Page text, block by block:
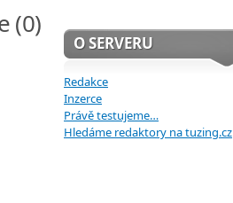
(0)
O SERVERU
Redakce
Inzerce
Právě testujeme…
Hledáme redaktory na tuzing.cz